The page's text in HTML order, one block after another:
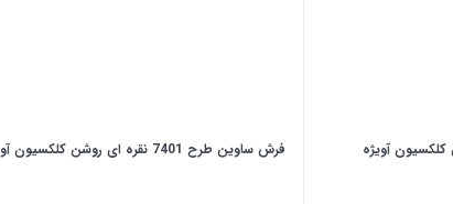
فرش ساوین طرح 7401 نقره ای روشن کلکسیون آویژه